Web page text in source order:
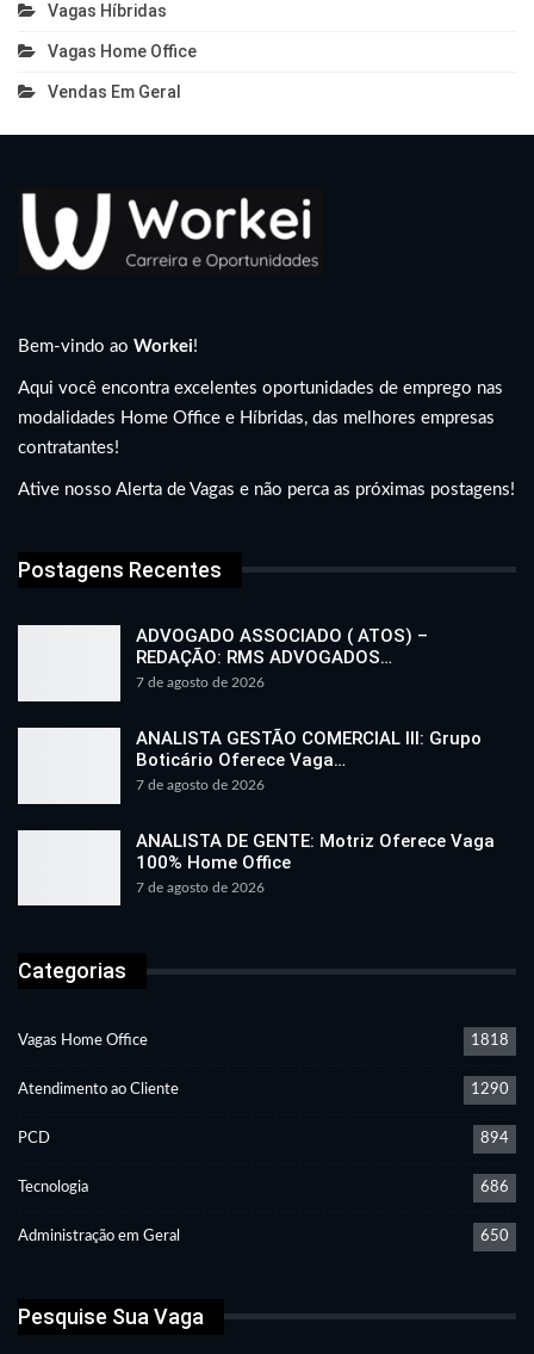
Vagas Híbridas
Vagas Home Office
Vendas Em Geral
Bem-vindo ao Workei!
Aqui você encontra excelentes oportunidades de emprego nas
modalidades Home Office e Híbridas, das melhores empresas
contratantes!
Ative nosso Alerta de Vagas e não perca as próximas postagens!
Postagens Recentes
ADVOGADO ASSOCIADO ( ATOS) –
REDAÇÃO: RMS ADVOGADOS…
7 de agosto de 2026
ANALISTA GESTÃO COMERCIAL III: Grupo
Boticário Oferece Vaga…
7 de agosto de 2026
ANALISTA DE GENTE: Motriz Oferece Vaga
100% Home Office
7 de agosto de 2026
Categorias
Vagas Home Office 1818
Atendimento ao Cliente 1290
PCD 894
Tecnologia 686
Administração em Geral 650
Pesquise Sua Vaga